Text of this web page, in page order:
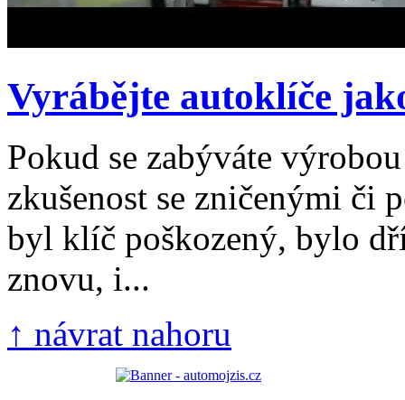
Vyrábějte autoklíče
Pokud se zabýváte
zkušenost se zničenými či
byl klíč poškozený, bylo
znovu, i...
↑ návrat nahoru